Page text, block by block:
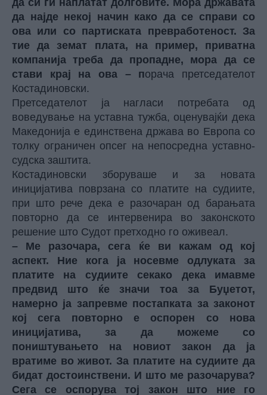
да најде некој начин како да се справи со
ова или со партиската превработеност. За
тие да земат плата, на пример, приватна
компанија треба да пропадне, мора да се
стави крај на ова – порача претседателот
Костадиновски.
Претседателот ја нагласи потребата од
воведување на уставна тужба, оценувајќи дека
Македонија е единствена држава во Европа со
толку ограничен опсег на непосредна уставно-
судска заштита.
Костадиновски зборуваше и за новата
иницијатива поврзана со платите на судиите,
при што рече дека е разочаран од барањата
повторно да се интервенира во законското
решение што Судот претходно го оживеал.
– Ме разочара, сега ќе ви кажам од кој
аспект. Ние кога ја носевме одлуката за
платите на судиите секако дека имавме
предвид што ќе значи тоа за Буџетот,
намерно ја запревме постапката за законот
кој сега повторно е оспорен со нова
иницијатива, за да можеме со
поништувањето на новиот закон да ја
вратиме во живот. За платите на судиите да
бидат достоинствени. И што ме разочарува?
Сега се оспорува тој закон што ние го